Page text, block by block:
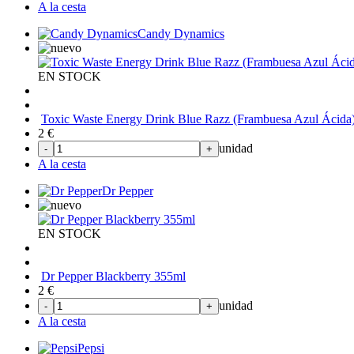
A la cesta
Candy Dynamics
EN STOCK
Toxic Waste Energy Drink Blue Razz (Frambuesa Azul
2 €
- + unidad
A la cesta
Dr Pepper
EN STOCK
Dr Pepper Blackberry 355ml
2 €
- + unidad
A la cesta
Pepsi